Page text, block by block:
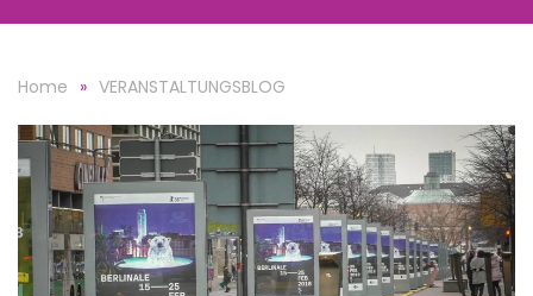
Home VERANSTALTUNGSBLOG